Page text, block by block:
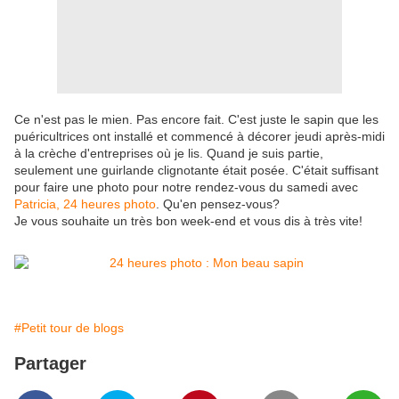
Ce n'est pas le mien. Pas encore fait. C'est juste le sapin que les
puéricultrices ont installé et commencé à décorer jeudi après-midi
à la crèche d'entreprises où je lis. Quand je suis partie,
seulement une guirlande clignotante était posée. C'était suffisant
pour faire une photo pour notre rendez-vous du samedi avec
Patricia, 24 heures photo . Qu'en pensez-vous?
Je vous souhaite un très bon week-end et vous dis à très vite!
#Petit tour de blogs
Partager